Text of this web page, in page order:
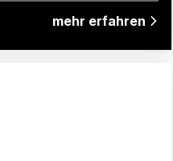
mehr erfahren